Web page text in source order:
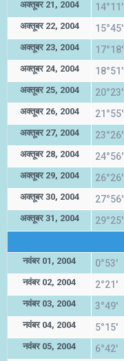
अक्तूबर 21, 2004 14°11'
अक्तूबर 22, 2004 15°45'
अक्तूबर 23, 2004 17°18'
अक्तूबर 24, 2004 18°51'
अक्तूबर 25, 2004 20°23'
अक्तूबर 26, 2004 21°55'
अक्तूबर 27, 2004 23°26'
अक्तूबर 28, 2004 24°56'
अक्तूबर 29, 2004 26°26'
अक्तूबर 30, 2004 27°56'
अक्तूबर 31, 2004 29°25'
नवंबर 01, 2004 0°53'
नवंबर 02, 2004 2°21'
नवंबर 03, 2004 3°49'
नवंबर 04, 2004 5°15'
नवंबर 05, 2004 6°42'